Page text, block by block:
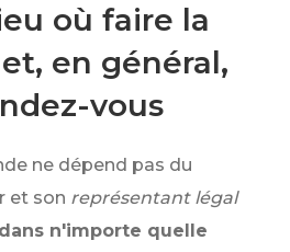
où faire la
en général,
vous
ne dépend pas du
et son représentant légal
dans n'importe quelle